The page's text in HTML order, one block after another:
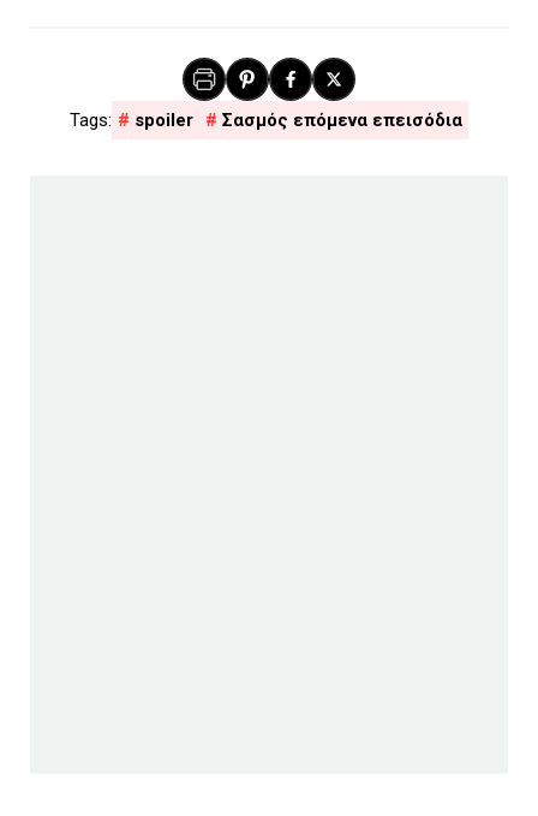
spoiler Σασμός επόμενα επεισόδια